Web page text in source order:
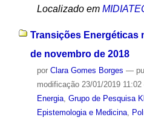
Localizado em
Transições Energéticas
de novembro de 2018
por Clara Gomes Borges —
modificação23/01/2019 11:02
Energia, Grupo de Pesquisa
Epistemologia e Medicina,